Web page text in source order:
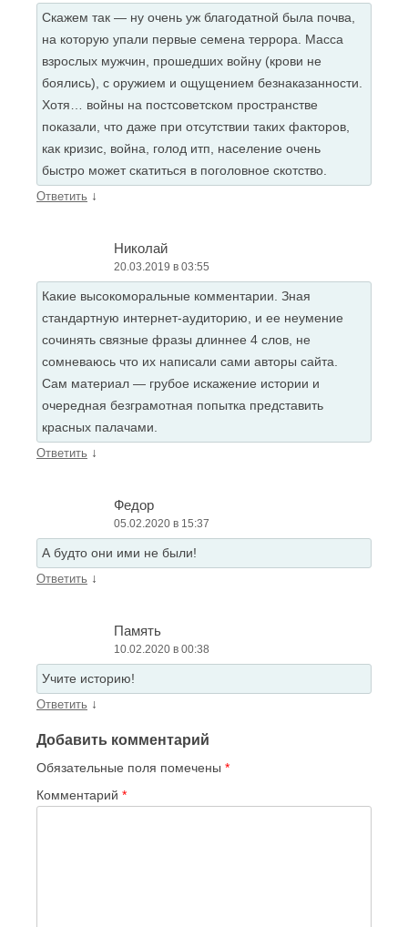
Скажем так — ну очень уж благодатной была почва,
на которую упали первые семена террора. Масса
взрослых мужчин, прошедших войну (крови не
боялись), с оружием и ощущением безнаказанности.
Хотя… войны на постсоветском пространстве
показали, что даже при отсутствии таких факторов,
как кризис, война, голод итп, население очень
быстро может скатиться в поголовное скотство.
Ответить ↓
Николай
20.03.2019 в 03:55
Какие высокоморальные комментарии. Зная
стандартную интернет-аудиторию, и ее неумение
сочинять связные фразы длиннее 4 слов, не
сомневаюсь что их написали сами авторы сайта.
Сам материал — грубое искажение истории и
очередная безграмотная попытка представить
красных палачами.
Ответить ↓
Федор
05.02.2020 в 15:37
А будто они ими не были!
Ответить ↓
Память
10.02.2020 в 00:38
Учите историю!
Ответить ↓
Добавить комментарий
Обязательные поля помечены *
Комментарий *